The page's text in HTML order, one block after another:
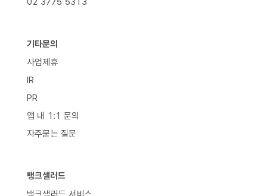
기타문의
사업제휴
IR
PR
앱 내 1:1 문의
자주묻는 질문
뱅크샐러드